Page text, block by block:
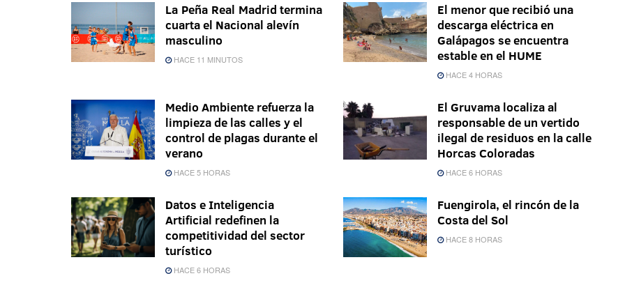
La Peña Real Madrid termina
cuarta el Nacional alevín
masculino
HACE 11 MINUTOS
El menor que recibió una
descarga eléctrica en
Galápagos se encuentra
estable en el HUME
HACE 4 HORAS
Medio Ambiente refuerza la
limpieza de las calles y el
control de plagas durante el
verano
HACE 5 HORAS
El Gruvama localiza al
responsable de un vertido
ilegal de residuos en la calle
Horcas Coloradas
HACE 6 HORAS
Datos e Inteligencia
Artificial redefinen la
competitividad del sector
turístico
HACE 6 HORAS
Fuengirola, el rincón de la
Costa del Sol
HACE 8 HORAS